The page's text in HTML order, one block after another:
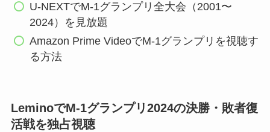
U-NEXTでM-1グランプリ全大会（2001〜
2024）を見放題
Amazon Prime VideoでM-1グランプリを視聴す
る方法
LeminoでM-1グランプリ2024の決勝・敗者復
活戦を独占視聴